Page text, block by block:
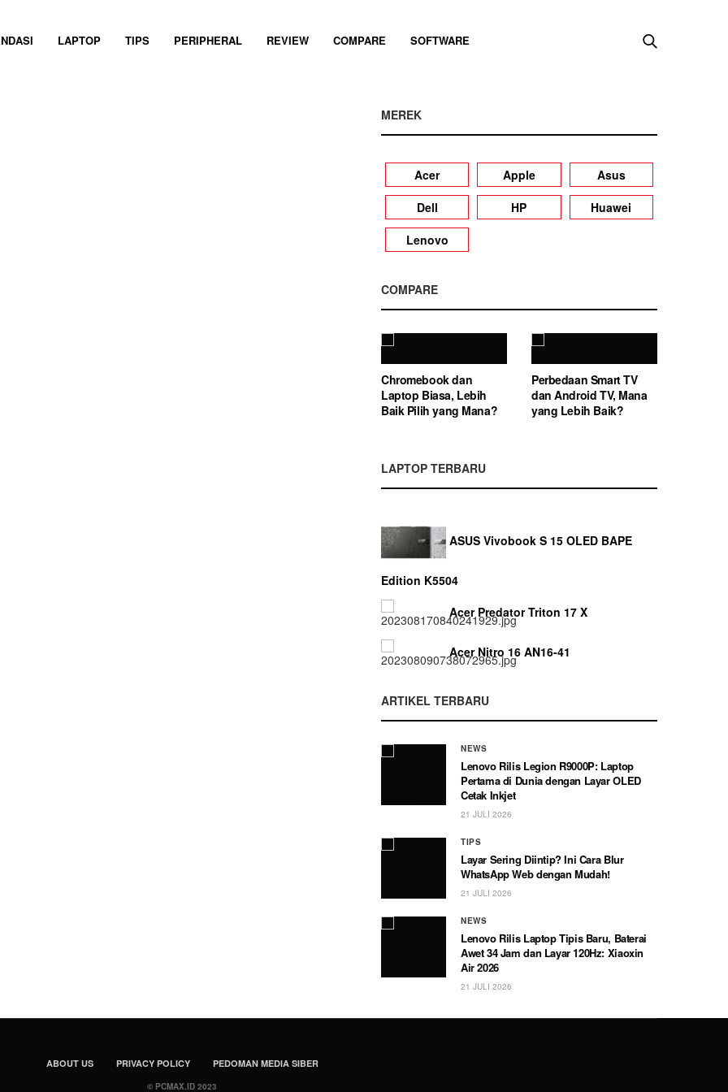
LAPTOP TIPS PERIPHERAL REVIEW COMPARE SOFTWARE
MEREK
Acer Apple
Asus
Dell
HP
Huawei
Lenovo
COMPARE
Chromebook dan
Laptop Biasa, Lebih
Baik Pilih yang Mana?
Perbedaan Smart TV
dan Android TV, Mana
yang Lebih Baik?
LAPTOP TERBARU
ASUS Vivobook S 15 OLED BAPE
Edition K5504
Acer Predator Triton 17 X
Acer Nitro 16 AN16-41
ARTIKEL TERBARU
NEWS
Lenovo Rilis Legion R9000P: Laptop
Pertama di Dunia dengan Layar OLED
Cetak Inkjet
21 JULI 2026
TIPS
Layar Sering Diintip? Ini Cara Blur
WhatsApp Web dengan Mudah!
21 JULI 2026
NEWS
Lenovo Rilis Laptop Tipis Baru, Baterai
Awet 34 Jam dan Layar 120Hz: Xiaoxin
Air 2026
21 JULI 2026
ABOUT US PRIVACY POLICY PEDOMAN MEDIA SIBER
© PCMAX.ID 2023